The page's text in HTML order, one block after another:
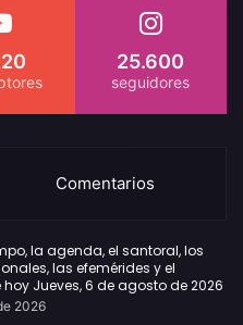
25.600
Comentarios
la agenda, el santoral, los
las efemérides y el
Jueves, 6 de agosto de 2026
2026